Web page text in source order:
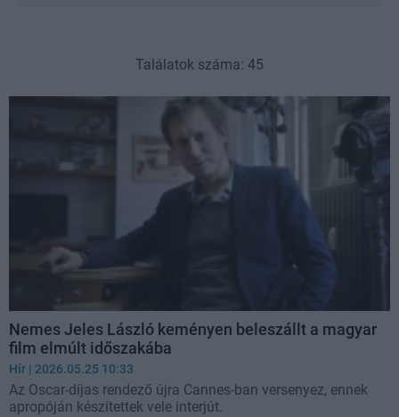
Találatok száma: 45
Nemes Jeles László keményen beleszállt a magyar
film elmúlt időszakába
Hír | 2026.05.25 10:33
Az Oscar-díjas rendező újra Cannes-ban versenyez, ennek
apropóján készítettek vele interjút.